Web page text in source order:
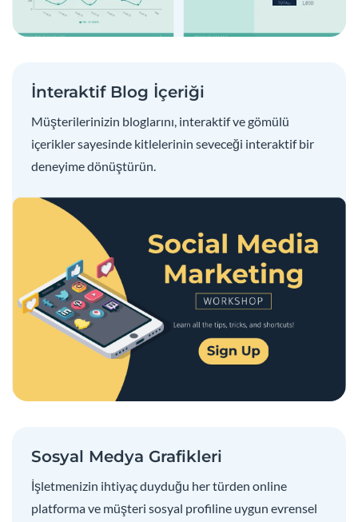
İnteraktif Blog İçeriği
Müşterilerinizin bloglarını, interaktif ve gömülü
içerikler sayesinde kitlelerinin seveceği interaktif bir
deneyime dönüştürün.
Sosyal Medya Grafikleri
İşletmenizin ihtiyaç duyduğu her türden online
platforma ve müşteri sosyal profiline uygun evrensel